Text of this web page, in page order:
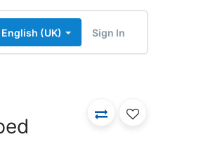
English (UK) Sign In